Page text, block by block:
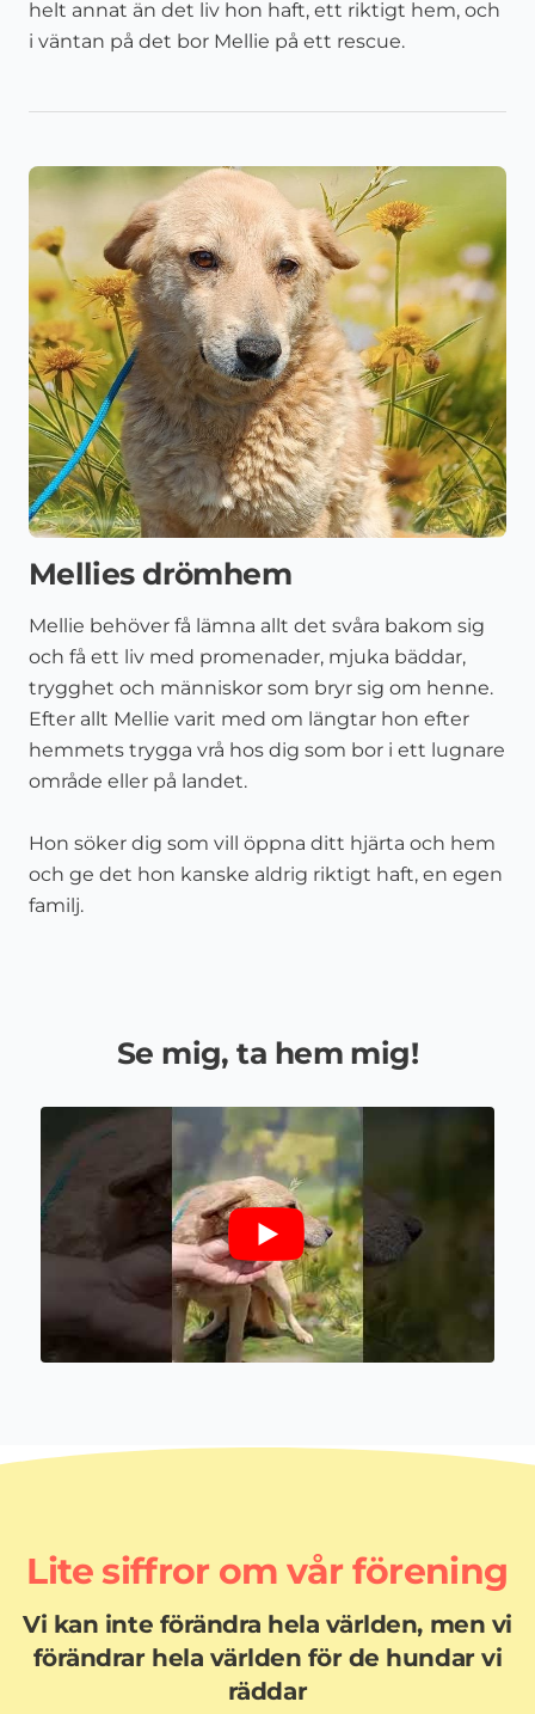
helt annat än det liv hon haft, ett riktigt hem, och
i väntan på det bor Mellie på ett rescue.
Mellies drömhem
Mellie behöver få lämna allt det svåra bakom sig
och få ett liv med promenader, mjuka bäddar,
trygghet och människor som bryr sig om henne.
Efter allt Mellie varit med om längtar hon efter
hemmets trygga vrå hos dig som bor i ett lugnare
område eller på landet.
Hon söker dig som vill öppna ditt hjärta och hem
och ge det hon kanske aldrig riktigt haft, en egen
familj.
Se mig, ta hem mig!
Lite siffror om vår förening
Vi kan inte förändra hela världen, men vi
förändrar hela världen för de hundar vi
räddar